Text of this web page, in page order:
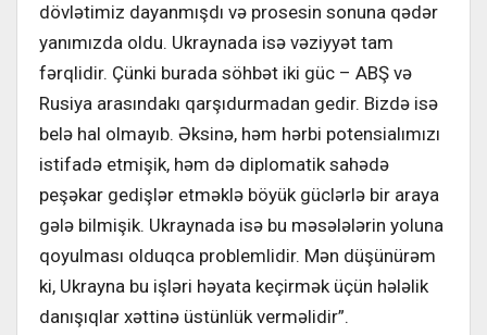
dövlətimiz dayanmışdı və prosesin sonuna qədər
yanımızda oldu. Ukraynada isə vəziyyət tam
fərqlidir. Çünki burada söhbət iki güc – ABŞ və
Rusiya arasındakı qarşıdurmadan gedir. Bizdə isə
belə hal olmayıb. Əksinə, həm hərbi potensialımızı
istifadə etmişik, həm də diplomatik sahədə
peşəkar gedişlər etməklə böyük güclərlə bir araya
gələ bilmişik. Ukraynada isə bu məsələlərin yoluna
qoyulması olduqca problemlidir. Mən düşünürəm
ki, Ukrayna bu işləri həyata keçirmək üçün hələlik
danışıqlar xəttinə üstünlük verməlidir”.